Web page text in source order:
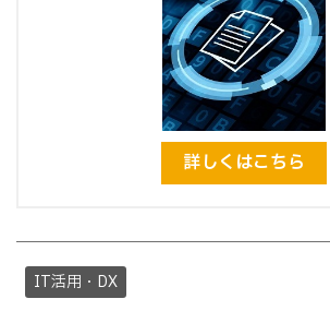
詳しくはこちら
IT活用・DX